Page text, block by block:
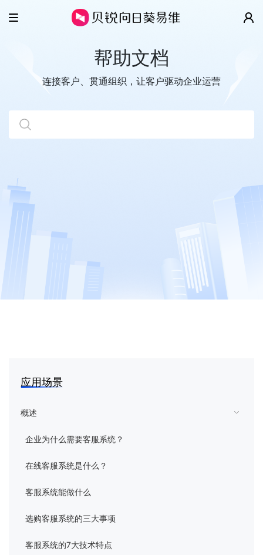
智慧工单
云客服
全渠道
超级看板
开放平台
IT/SSC服务台
售后维保
客户案例
价格
视频演示
关于我们
向日葵易维
域名
智能硬件
企业定制
客户服务
帮助文档
连接客户、贯通组织，让客户驱动企业运营
应用场景
概述
企业为什么需要客服系统？
在线客服系统是什么？
客服系统能做什么
选购客服系统的三大事项
客服系统的7大技术特点